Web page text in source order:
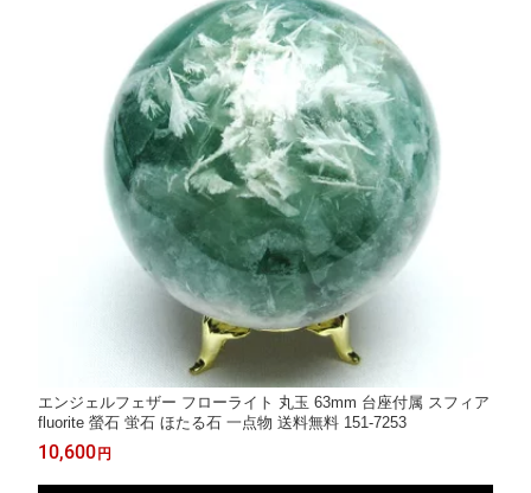
エンジェルフェザー フローライト 丸玉 63mm 台座付属 スフィア
fluorite 螢石 蛍石 ほたる石 一点物 送料無料 151-7253
10,600 円